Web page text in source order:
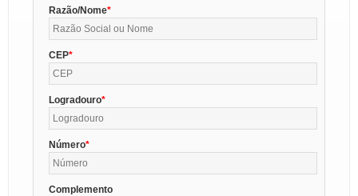
Razão/Nome
CEP
Logradouro
Número
Complemento